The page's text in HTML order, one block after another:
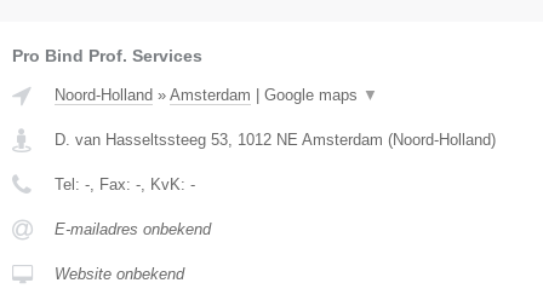
Pro Bind Prof. Services
Noord-Holland » Amsterdam | Google maps ▼
D. van Hasseltssteeg 53 1012 NE Amsterdam (Noord-Holland)
Tel: - , Fax: - , KvK: -
E-mailadres onbekend
Website onbekend